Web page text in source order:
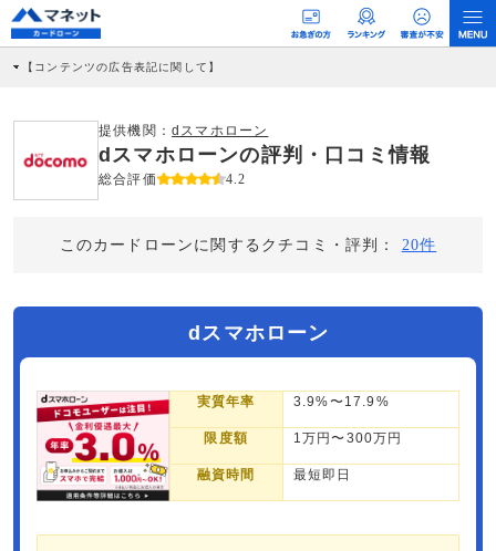
【コンテンツの広告表記に関して】
社に対して企業から紹介報酬が支払われるという収益モデルです。 ただし、特定の
商品を根拠なくPRするものではなく、当編集部の調査／ユーザーへの口コミ収集な
どに基づき、公平性を担保した情報提供を行っています。
提供機関： dスマホローン
dスマホローンの評判・口コミ情報
総合評価 4.2
このカードローンに関するクチコミ・評判： 20件
dスマホローン
実質年率 3.9%〜17.9%
限度額 1万円〜300万円
融資時間 最短即日